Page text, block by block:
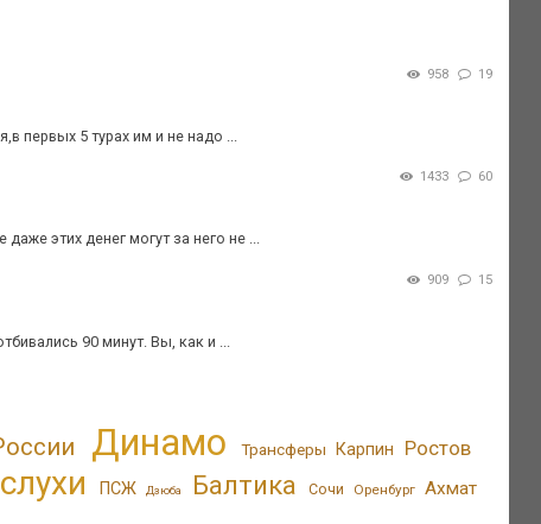
958 19
первых 5 турах им и не надо ...
1433 60
этих денег могут за него не ...
909 15
90 минут. Вы, как и ...
Динамо Трансферы Карпин Ростов
ПСЖ Дзюба Балтика Сочи Оренбург Ахмат